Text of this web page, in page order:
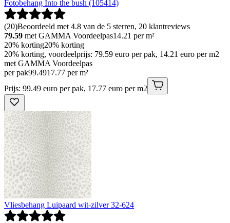
Fotobehang Into the bush (105414)
(20)Beoordeeld met 4.8 van de 5 sterren, 20 klantreviews
79.59 met GAMMA Voordeelpas14.21 per m²
20% korting20% korting
20% korting, voordeelprijs: 79.59 euro per pak, 14.21 euro per m2
met GAMMA Voordeelpas
per pak99.4917.77 per m²
Prijs: 99.49 euro per pak, 17.77 euro per m2
Vliesbehang Luipaard wit-zilver 32-624